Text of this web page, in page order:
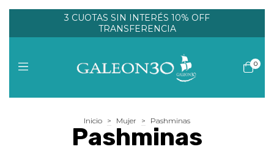
3 CUOTAS SIN INTERÉS 10% OFF
TRANSFERENCIA
0
Inicio > Mujer > Pashminas
Pashminas